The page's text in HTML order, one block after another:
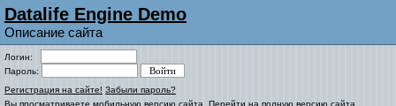
Datalife Engine Demo
Описание сайта
Логин:
Пароль:
Регистрация на сайте! Забыли пароль?
Вы просматриваете мобильную версию сайта. Перейти на полную версию сайта.